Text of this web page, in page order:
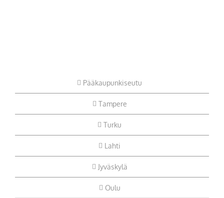
Pääkaupunkiseutu
Tampere
Turku
Lahti
Jyväskylä
Oulu